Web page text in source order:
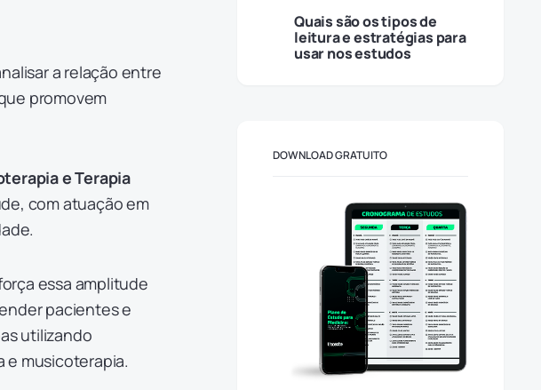
a relação entre
promovem
e Terapia
com atuação em
essa amplitude
pacientes e
utilizando
e musicoterapia.
Quais são os tipos de
leitura e estratégias para
usar nos estudos
DOWNLOAD GRATUITO